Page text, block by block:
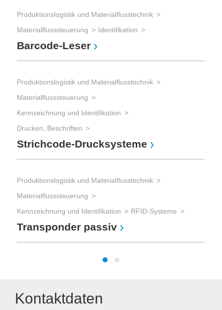
Produktionslogistik und Materialflusstechnik
Materialflusssteuerung
Identifikation
Barcode-Leser
Produktionslogistik und Materialflusstechnik
Materialflusssteuerung
Kennzeichnung und Identifikation
Drucken, Beschriften
Strichcode-Drucksysteme
Produktionslogistik und Materialflusstechnik
Materialflusssteuerung
Kennzeichnung und Identifikation
RFID-Systeme
Transponder passiv
Kontaktdaten